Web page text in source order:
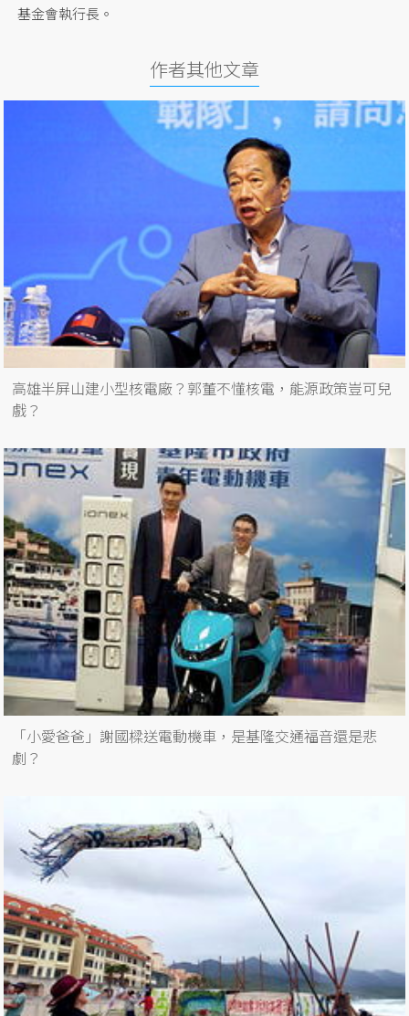
基金會執行長。
作者其他文章
高雄半屏山建小型核電廠？郭董不懂核電，能源政策豈可兒
戲？
「小愛爸爸」謝國樑送電動機車，是基隆交通福音還是悲
劇？